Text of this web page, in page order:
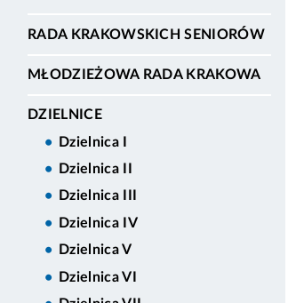
RADA KRAKOWSKICH SENIORÓW
MŁODZIEŻOWA RADA KRAKOWA
DZIELNICE
Dzielnica I
Dzielnica II
Dzielnica III
Dzielnica IV
Dzielnica V
Dzielnica VI